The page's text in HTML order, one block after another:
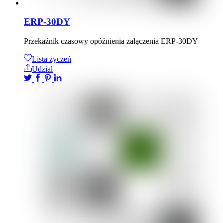
ERP-30DY
Przekaźnik czasowy opóźnienia załączenia ERP-30DY
Lista życzeń
Udział